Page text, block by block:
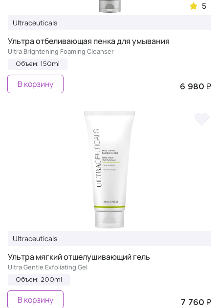
5
Ultraceuticals
Ультра отбеливающая пенка для умывания
Ultra Brightening Foaming Cleanser
Объем: 150ml
6 980 ₽
В корзину
Ultraceuticals
Ультра мягкий отшелушивающий гель
Ultra Gentle Exfoliating Gel
Объем: 200ml
7 760 ₽
В корзину